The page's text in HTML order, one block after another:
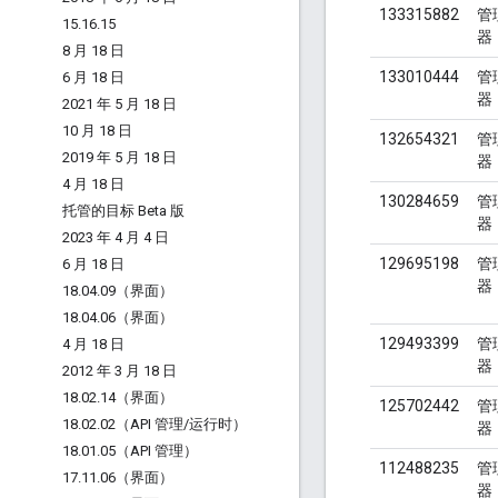
15.16.15
8 月 18 日
6 月 18 日
2021 年 5 月 18 日
10 月 18 日
2019 年 5 月 18 日
4 月 18 日
托管的目标 Beta 版
2023 年 4 月 4 日
6 月 18 日
18.04.09（界面）
18.04.06（界面）
4 月 18 日
2012 年 3 月 18 日
18.02.14（界面）
18.02.02（API 管理/运行时）
18.01 .05（API 管理）
17.11 .06（界面）
133315882
管
器
133010444
管
器
132654321
管
器
130284659
管
器
129695198
管
器
129493399
管
器
125702442
管
器
112488235
管
器